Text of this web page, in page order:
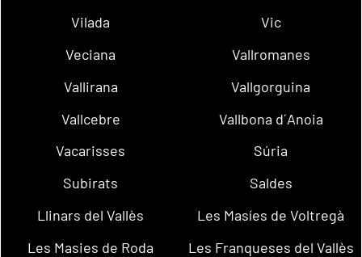
Vilada
Vic
Veciana
Vallromanes
Vallirana
Vallgorguina
Vallcebre
Vallbona d´Anoia
Vacarisses
Súria
Subirats
Saldes
Llinars del Vallès
Les Masíes de Voltregà
Les Masies de Roda
Les Franqueses del Vallès